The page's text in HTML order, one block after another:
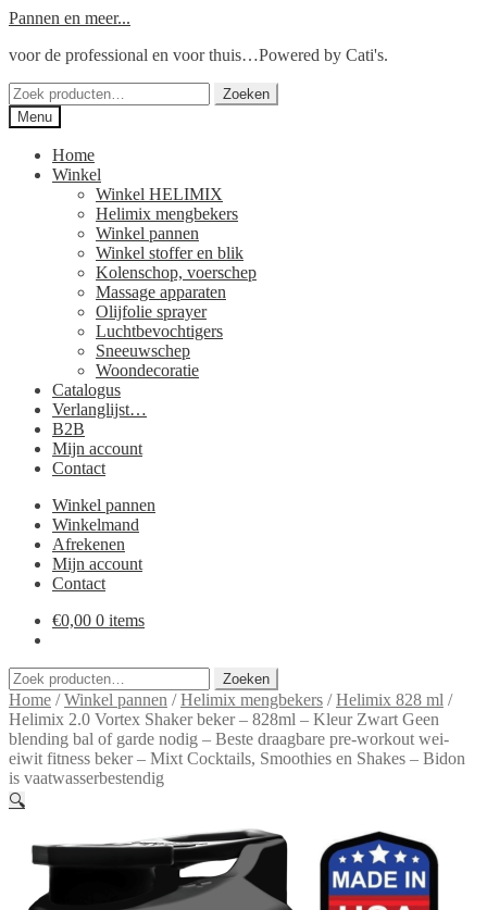
Ga
naar
Ga
de
Pannen en meer...
voor de professional en voor thuis…Powered by Cati's.
Zoeken
naar:
Zoeken
Menu
Home
Winkel
Winkel HELIMIX
Helimix mengbekers
Winkel pannen
Winkel stoffer en blik
Kolenschop, voerschep
Massage apparaten
Olijfolie sprayer
Luchtbevochtigers
Sneeuwschep
Woondecoratie
Catalogus
Verlanglijst…
B2B
Mijn account
Contact
Winkel pannen
Winkelmand
Afrekenen
Mijn account
Contact
€0,00 0 items
Zoeken
naar:
Zoeken
Home /Winkel pannen /Helimix mengbekers /Helimix 828 ml /
Helimix 2.0 Vortex Shaker beker – 828ml – Kleur Zwart Geen
blending bal of garde nodig – Beste draagbare pre-workout wei-
eiwit fitness beker – Mixt Cocktails, Smoothies en Shakes – Bidon
is vaatwasserbestendig
🔍